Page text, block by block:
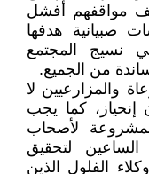
مواقفهم أفشل
صبيانية هدفها
نسيج المجتمع
من الجميع.
والمزارعيين لا
كما يجب
لأصحاب
الساعين لتحقيق
الفلول الذين